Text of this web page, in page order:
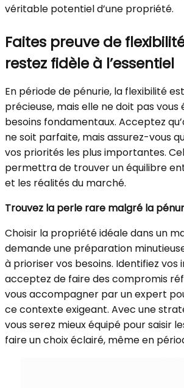
véritable potentiel d’une propriété.
Faites preuve de
restez fidèle à l’essentiel
En période de pénurie, la flexibilité
précieuse, mais elle ne doit pas vous
besoins fondamentaux. Acceptez
ne soit parfaite, mais assurez-vous
vos priorités les plus importantes.
permettra de trouver un équilibre
et les réalités du marché.
Trouvez la perle rare malgré la
Choisir la propriété idéale dans un
demande une préparation
à prioriser vos besoins. Identifiez vos
acceptez de faire des compromis
vous accompagner par un expert
ce contexte exigeant. Avec une
vous serez mieux équipé pour saisir
faire un choix éclairé, même en